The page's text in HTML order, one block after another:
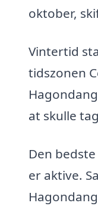
oktober,
Vintertid
tidszonen
at skulle
Den
er aktive.